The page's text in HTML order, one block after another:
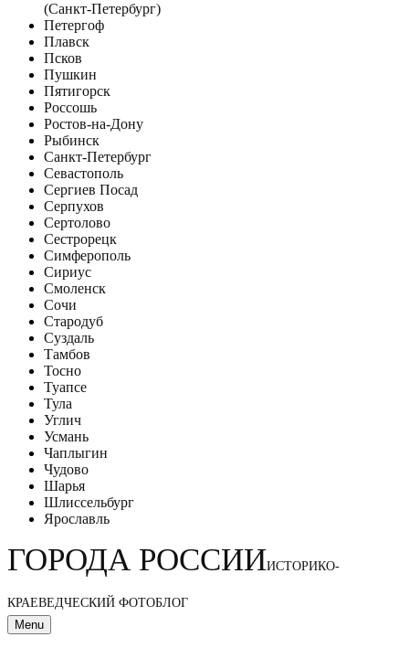
(Санкт-Петербург)
Петергоф
Плавск
Псков
Пушкин
Пятигорск
Россошь
Ростов-на-Дону
Рыбинск
Санкт-Петербург
Севастополь
Сергиев Посад
Серпухов
Сертолово
Сестрорецк
Симферополь
Сириус
Смоленск
Сочи
Стародуб
Суздаль
Тамбов
Тосно
Туапсе
Тула
Углич
Усмань
Чаплыгин
Чудово
Шарья
Шлиссельбург
Ярославль
ГОРОДА РОССИИИСТОРИКО-
КРАЕВЕДЧЕСКИЙ ФОТОБЛОГ
Menu